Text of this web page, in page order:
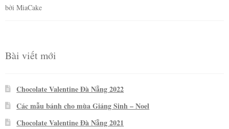
Được xếp
bởi MiaCake
Bài viết mới
Chocolate Valentine Đà Nẵng 2022
Các mẫu bánh cho mùa Giáng Sinh – Noel
Chocolate Valentine Đà Nẵng 2021